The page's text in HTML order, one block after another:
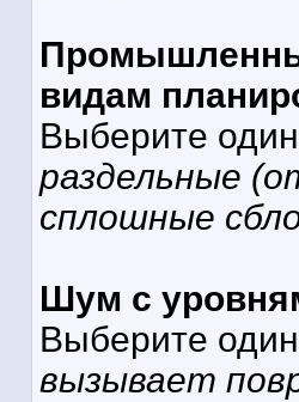
видам
Выберите
раздельные
сплошные
Шум с
Выберите
вызывает